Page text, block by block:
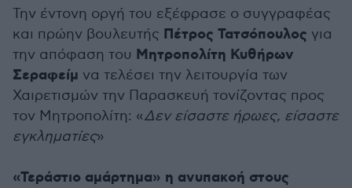
Την έντονη οργή του εξέφρασε ο συγγραφέας
και πρώην βουλευτής Πέτρος Τατσόπουλος για
την απόφαση του Μητροπολίτη Κυθήρων
Σεραφείμ να τελέσει την λειτουργία των
Χαιρετισμών την Παρασκευή τονίζοντας προς
τον Μητροπολίτη: «Δεν είσαστε ήρωες, είσαστε
εγκληματίες»
«Τεράστιο αμάρτημα» η ανυπακοή στους